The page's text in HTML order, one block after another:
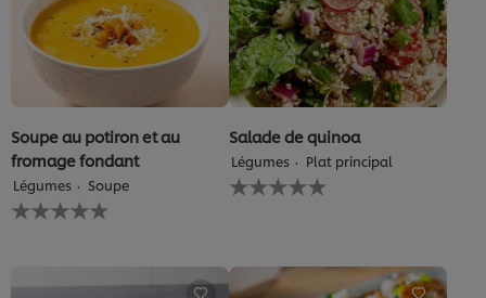
Soupe au potiron et au
fromage fondant
Légumes Soupe
Aucune
évaluation
Salade de quinoa
Légumes Plat principal
Aucune
évaluation
recipe